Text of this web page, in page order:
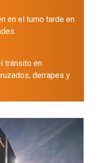
en el turno tarde en
tránsito en
derrapes y